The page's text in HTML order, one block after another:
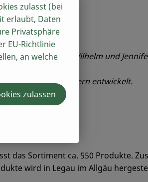
Joseph Wilhelm und
mit 300 Mitarbeitern entwickelt.
herzustellen.
das Sortiment ca. 550 Produkte.
wird in Legau im Allgäu
zulasst (bei
erlaubt, Daten
Privatsphäre
EU-Richtlinie
an welche
zulassen